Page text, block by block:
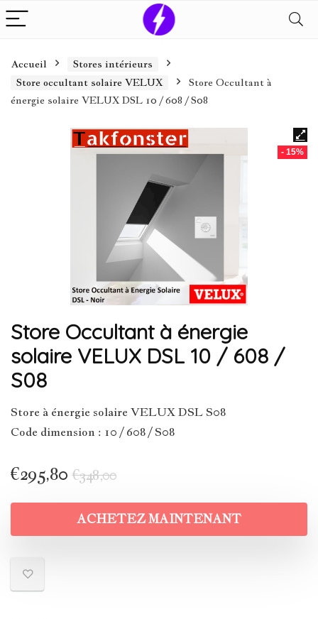
Accueil
Stores intérieurs
Store occultant solaire VELUX
Store Occultant à
énergie solaire VELUX DSL 10 / 608 / S08
- 15%
Store Occultant à énergie
solaire VELUX DSL 10 / 608 /
S08
Store à énergie solaire VELUX DSL S08
Code dimension : 10 / 608 / S08
€348,00
€295,80
ACHETEZ MAINTENANT